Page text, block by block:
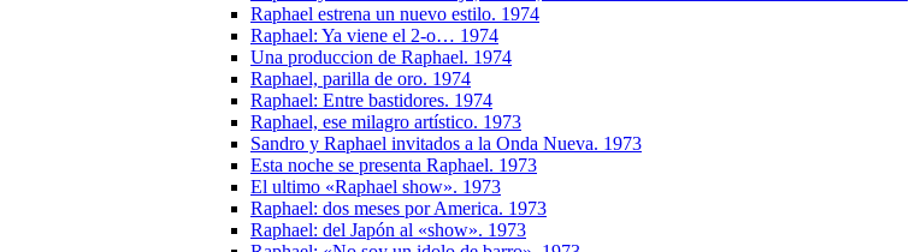
Raphael estrena un nuevo estilo. 1974
Raphael: Ya viene el 2-o… 1974
Una produccion de Raphael. 1974
Raphael, parilla de oro. 1974
Raphael: Entre bastidores. 1974
Raphael, ese milagro artístico. 1973
Sandro y Raphael invitados a la Onda Nueva. 1973
Esta noche se presenta Raphael. 1973
El ultimo «Raphael show». 1973
Raphael: dos meses por America. 1973
Raphael: del Japón al «show». 1973